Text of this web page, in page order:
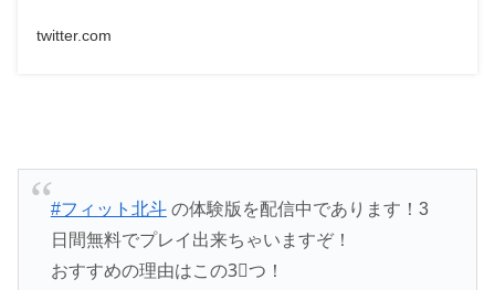
twitter.com
#フィット北斗の体験版を配信中であります！3
日間無料でプレイ出来ちゃいますぞ！
おすすめの理由はこの3⃣つ！